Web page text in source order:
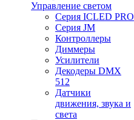
Управление светом
Серия ICLED PRO
Серия JM
Контроллеры
Диммеры
Усилители
Декодеры DMX
512
Датчики
движения, звука и
света